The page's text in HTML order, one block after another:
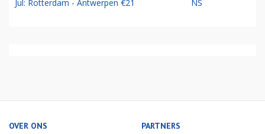
Jul: Rotterdam - Antwerpen €21 NS
OVER ONS PARTNERS